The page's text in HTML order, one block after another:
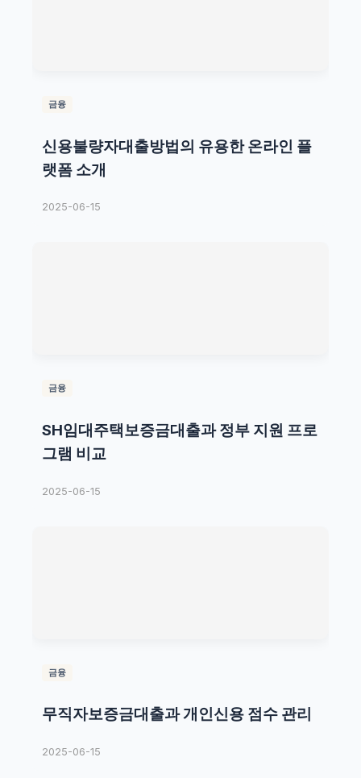
금융
신용불량자대출방법의 유용한 온라인 플
랫폼 소개
2025-06-15
금융
SH임대주택보증금대출과 정부 지원 프로
그램 비교
2025-06-15
금융
무직자보증금대출과 개인신용 점수 관리
2025-06-15